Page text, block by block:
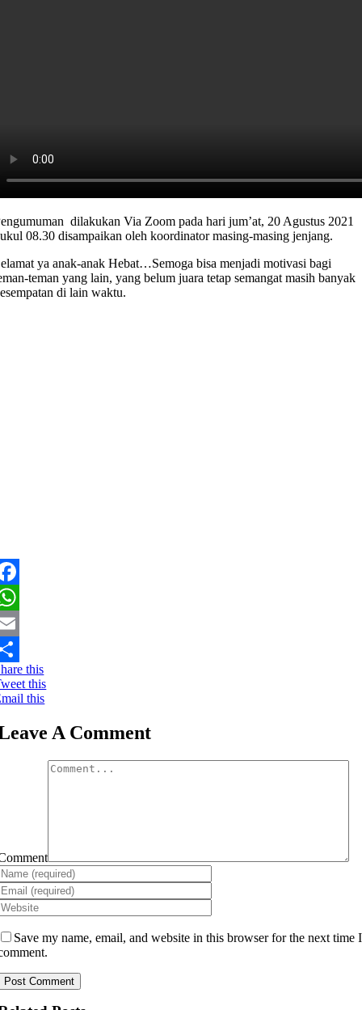
dilakukan Via Zoom pada hari jum’at, 20 Agustus 2021
08.30 disampaikan oleh koordinator masing-masing jenjang.
ya anak-anak Hebat…Semoga bisa menjadi motivasi bagi
teman yang lain, yang belum juara tetap semangat masih banyak
di lain waktu.
this
this
this
A Comment
Save my name, email, and website in this browser for the next time I